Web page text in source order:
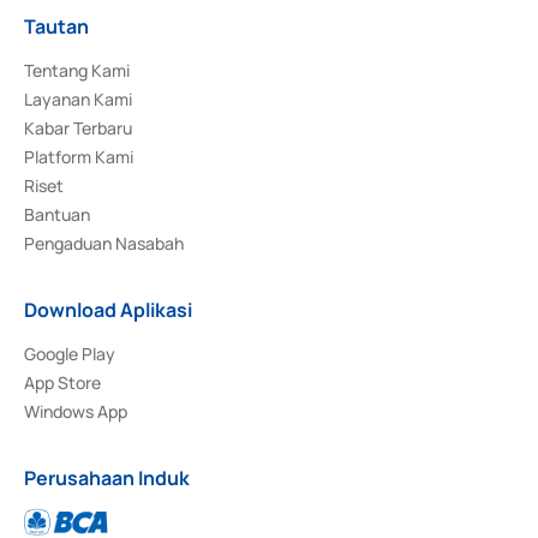
Tautan
Tentang Kami
Layanan Kami
Kabar Terbaru
Platform Kami
Riset
Bantuan
Pengaduan Nasabah
Download Aplikasi
Google Play
App Store
Windows App
Perusahaan Induk